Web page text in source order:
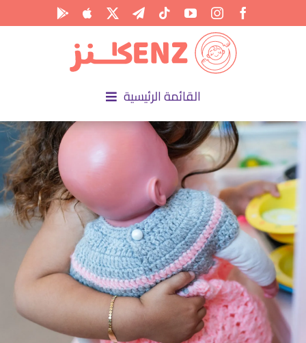
القائمة الرئيسية
الرئيسية
الأكاديمية
الأنشطة
المناسبات
المقالات
حول علمتني كنز